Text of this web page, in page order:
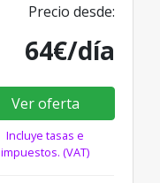
Precio desde:
64€/día
Ver oferta
Incluye tasas e
impuestos. (VAT)